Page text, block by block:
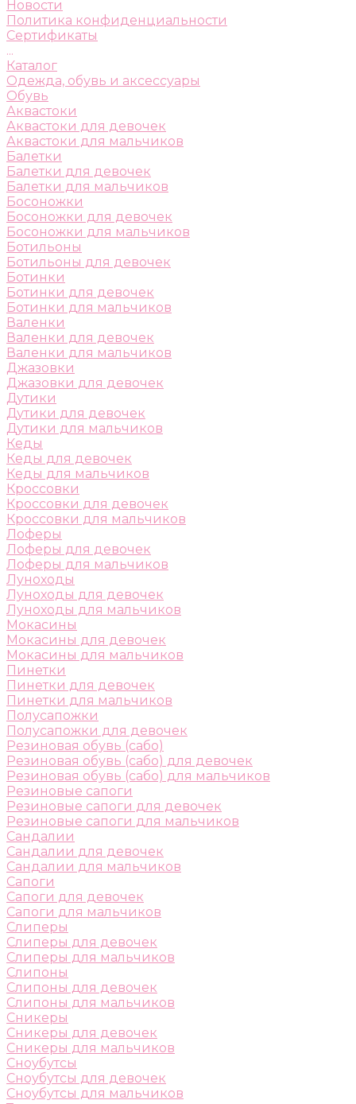
Новости
Политика конфиденциальности
Сертификаты
...
Каталог
Одежда, обувь и аксессуары
Обувь
Аквастоки
Аквастоки для девочек
Аквастоки для мальчиков
Балетки
Балетки для девочек
Балетки для мальчиков
Босоножки
Босоножки для девочек
Босоножки для мальчиков
Ботильоны
Ботильоны для девочек
Ботинки
Ботинки для девочек
Ботинки для мальчиков
Валенки
Валенки для девочек
Валенки для мальчиков
Джазовки
Джазовки для девочек
Дутики
Дутики для девочек
Дутики для мальчиков
Кеды
Кеды для девочек
Кеды для мальчиков
Кроссовки
Кроссовки для девочек
Кроссовки для мальчиков
Лоферы
Лоферы для девочек
Лоферы для мальчиков
Луноходы
Луноходы для девочек
Луноходы для мальчиков
Мокасины
Мокасины для девочек
Мокасины для мальчиков
Пинетки
Пинетки для девочек
Пинетки для мальчиков
Полусапожки
Полусапожки для девочек
Резиновая обувь (сабо)
Резиновая обувь (сабо) для девочек
Резиновая обувь (сабо) для мальчиков
Резиновые сапоги
Резиновые сапоги для девочек
Резиновые сапоги для мальчиков
Сандалии
Сандалии для девочек
Сандалии для мальчиков
Сапоги
Сапоги для девочек
Сапоги для мальчиков
Слиперы
Слиперы для девочек
Слиперы для мальчиков
Слипоны
Слипоны для девочек
Слипоны для мальчиков
Сникеры
Сникеры для девочек
Сникеры для мальчиков
Сноубутсы
Сноубутсы для девочек
Сноубутсы для мальчиков